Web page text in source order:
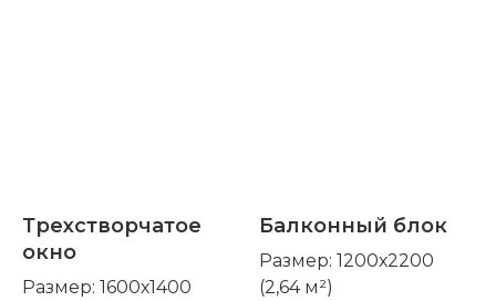
Трехстворчатое
окно
Размер: 1600х1400
Балконный блок
Размер: 1200х2200
(2,64 м²)